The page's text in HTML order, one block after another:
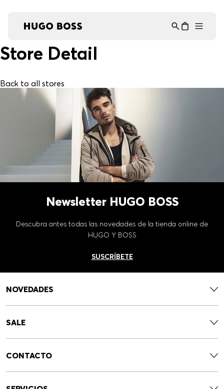
Store Detail
Back to all stores
Newsletter HUGO BOSS
Descubra antes todas las novedades de la tienda online de
HUGO Y BOSS
SUSCRÍBETE
NOVEDADES
SALE
CONTACTO
Asistente Virtual
en línea ⋮